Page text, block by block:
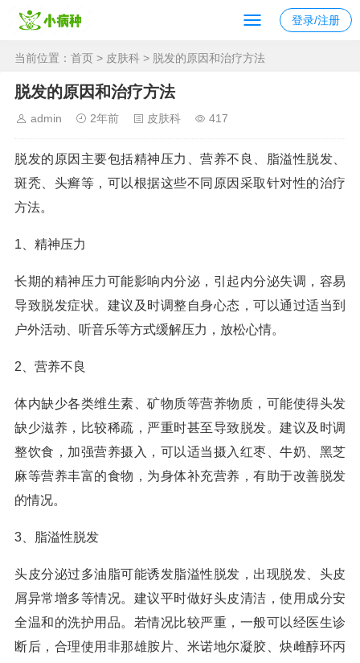
登录/注册
当前位置： 首页 > 皮肤科 > 脱发的原因和治疗方法
脱发的原因和治疗方法
admin 2年前 皮肤科 417
脱发的原因主要包括精神压力、营养不良、脂溢性脱发、
斑秃、头癣等，可以根据这些不同原因采取针对性的治疗
方法。
1、精神压力
长期的精神压力可能影响内分泌，引起内分泌失调，容易
导致脱发症状。建议及时调整自身心态，可以通过适当到
户外活动、听音乐等方式缓解压力，放松心情。
2、营养不良
体内缺少各类维生素、矿物质等营养物质，可能使得头发
缺少滋养，比较稀疏，严重时甚至导致脱发。建议及时调
整饮食，加强营养摄入，可以适当摄入红枣、牛奶、黑芝
麻等营养丰富的食物，为身体补充营养，有助于改善脱发
的情况。
3、脂溢性脱发
头皮分泌过多油脂可能诱发脂溢性脱发，出现脱发、头皮
屑异常增多等情况。建议平时做好头皮清洁，使用成分安
全温和的洗护用品。若情况比较严重，一般可以经医生诊
断后，合理使用非那雄胺片、米诺地尔凝胶、炔雌醇环丙